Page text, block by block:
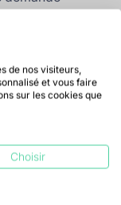
judiciaire
de nos visiteurs,
et vous faire
sur les cookies que
Choisir